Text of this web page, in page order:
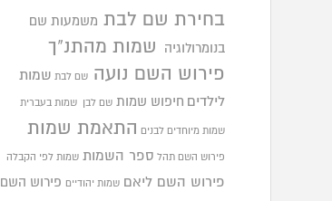
בחירת שם לבת משמעות שם
בנומרולוגיה
שמות מהתנ"ך
פירוש השם נועה
שם לבת שמות
לילדים חיפוש שמות שם לבן שמות בעברית
שמות מיוחדים לבנים התאמת שמות
פירוש השם תהל ספר השמות שמות לפי הקבלה
פירוש השם ליאם שמות יהודיים פירוש השם